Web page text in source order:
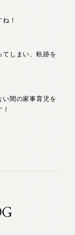
！
しまい、軌跡を
間の家事育児を